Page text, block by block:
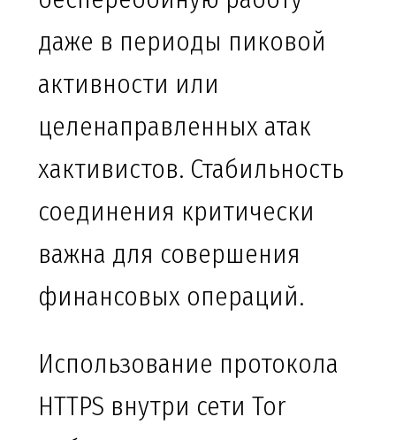
даже в периоды пиковой
активности или
целенаправленных атак
хактивистов. Стабильность
соединения критически
важна для совершения
финансовых операций.
Использование протокола
HTTPS внутри сети Tor